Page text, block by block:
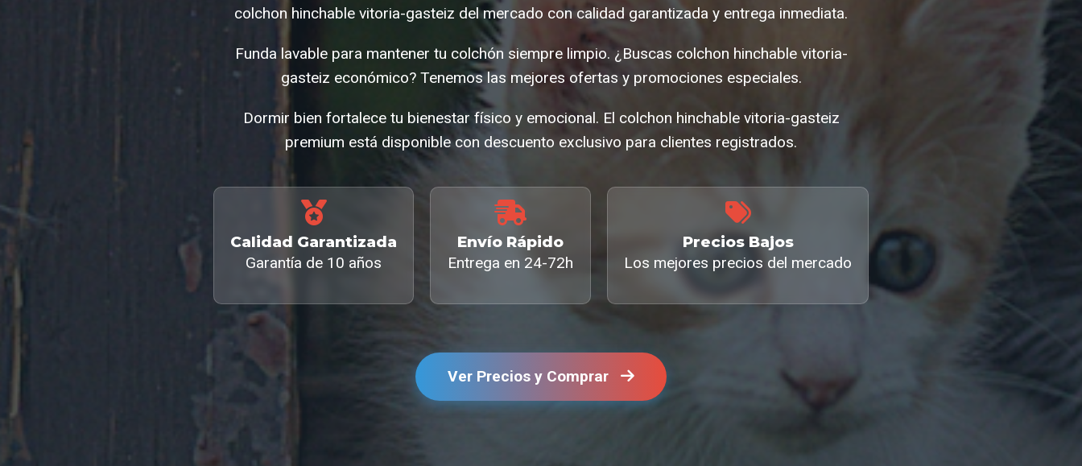
colchon hinchable vitoria-gasteiz del mercado con calidad garantizada y entrega inmediata.
Funda lavable para mantener tu colchón siempre limpio. ¿Buscas colchon hinchable vitoria-
gasteiz económico? Tenemos las mejores ofertas y promociones especiales.
Dormir bien fortalece tu bienestar físico y emocional. El colchon hinchable vitoria-gasteiz
premium está disponible con descuento exclusivo para clientes registrados.
Calidad Garantizada
Garantía de 10 años
Envío Rápido
Entrega en 24-72h
Precios Bajos
Los mejores precios del mercado
Ver Precios y Comprar